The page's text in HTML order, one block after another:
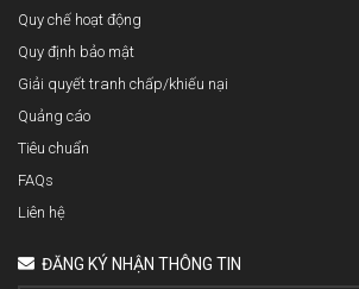
Quy chế hoạt động
Quy định bảo mật
Giải quyết tranh chấp/khiếu nại
Quảng cáo
Tiêu chuẩn
FAQs
Liên hệ
ĐĂNG KÝ NHẬN THÔNG TIN